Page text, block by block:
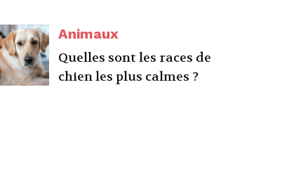
Animaux
Quelles sont les races de
chien les plus calmes ?